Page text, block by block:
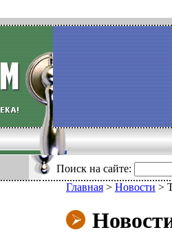
Поиск на сайте:
Главная > Новости >